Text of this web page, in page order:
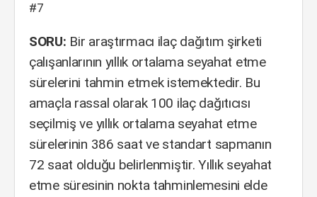
#7
SORU: Bir araştırmacı ilaç dağıtım şirketi
çalışanlarının yıllık ortalama seyahat etme
sürelerini tahmin etmek istemektedir. Bu
amaçla rassal olarak 100 ilaç dağıtıcısı
seçilmiş ve yıllık ortalama seyahat etme
sürelerinin 386 saat ve standart sapmanın
72 saat olduğu belirlenmiştir. Yıllık seyahat
etme süresinin nokta tahminlemesini elde